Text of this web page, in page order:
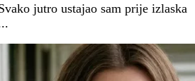
jutro ustajao sam prije izlaska